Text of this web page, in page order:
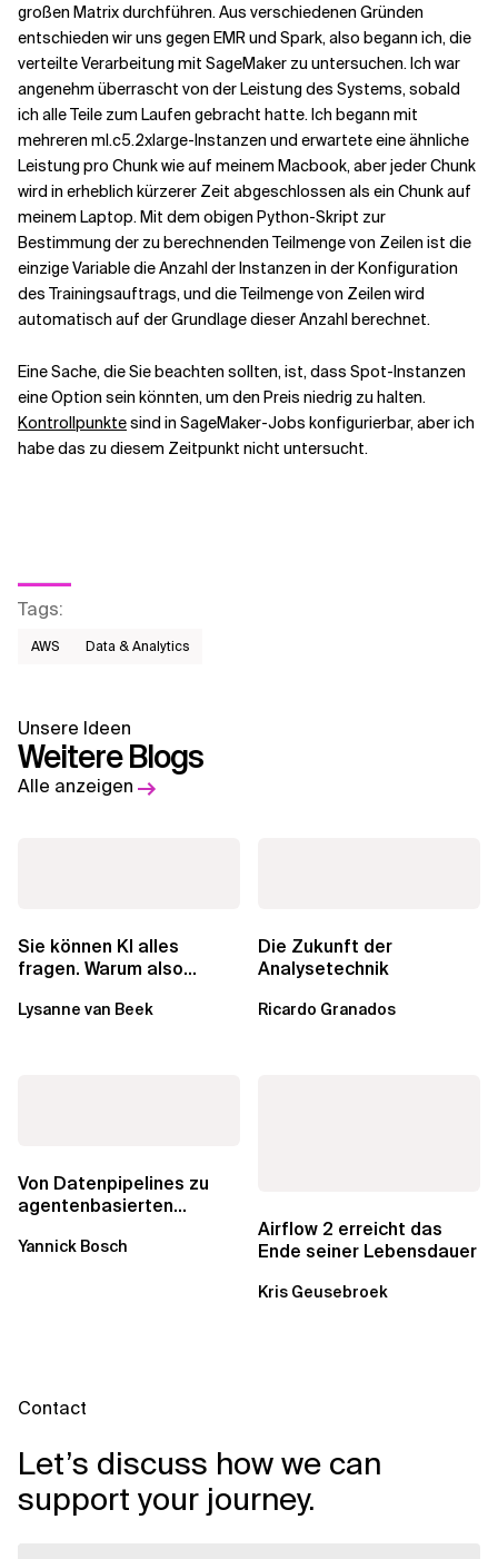
großen Matrix durchführen. Aus verschiedenen Gründen
entschieden wir uns gegen EMR und Spark, also begann ich, die
verteilte Verarbeitung mit SageMaker zu untersuchen. Ich war
angenehm überrascht von der Leistung des Systems, sobald
ich alle Teile zum Laufen gebracht hatte. Ich begann mit
mehreren ml.c5.2xlarge-Instanzen und erwartete eine ähnliche
Leistung pro Chunk wie auf meinem Macbook, aber jeder Chunk
wird in erheblich kürzerer Zeit abgeschlossen als ein Chunk auf
meinem Laptop. Mit dem obigen Python-Skript zur
Bestimmung der zu berechnenden Teilmenge von Zeilen ist die
einzige Variable die Anzahl der Instanzen in der Konfiguration
des Trainingsauftrags, und die Teilmenge von Zeilen wird
automatisch auf der Grundlage dieser Anzahl berechnet.
Eine Sache, die Sie beachten sollten, ist, dass Spot-Instanzen
eine Option sein könnten, um den Preis niedrig zu halten.
Kontrollpunktesind in SageMaker-Jobs konfigurierbar, aber ich
habe das zu diesem Zeitpunkt nicht untersucht.
Tags:
AWS​ Data & Analytics
Unsere Ideen
Weitere Blogs
Alle anzeigen
Sie können KI alles
fragen. Warum also
noch?
Lysanne van Beek
Die Zukunft der
Analysetechnik
Ricardo Granados
Von Datenpipelines zu
agentenbasierten
Analytics...
Yannick Bosch
Airflow 2 erreicht das
Ende seiner Lebensdauer
Kris Geusebroek
Contact
Let’s discuss how we can
support your journey.